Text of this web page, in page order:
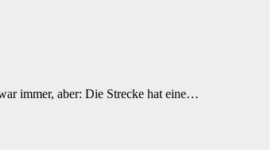
immer, aber: Die Strecke hat eine…